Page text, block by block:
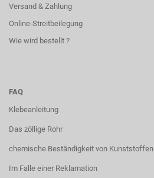
Versand & Zahlung
Online-Streitbeilegung
Wie wird bestellt ?
FAQ
Klebeanleitung
Das zöllige Rohr
chemische Beständigkeit von Kunststoffen
Im Falle einer Reklamation